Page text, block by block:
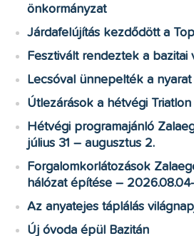
önkormányzat
Járdafelújítás kezdődött a
Fesztivált rendeztek a bazitai
Lecsóval ünnepelték a
Útlezárások a hétvégi
Hétvégi programajánló
július 31 – augusztus 2.
Forgalomkorlátozások
hálózat építése –
Az anyatejes táplálás
Új óvoda épül Bazitán